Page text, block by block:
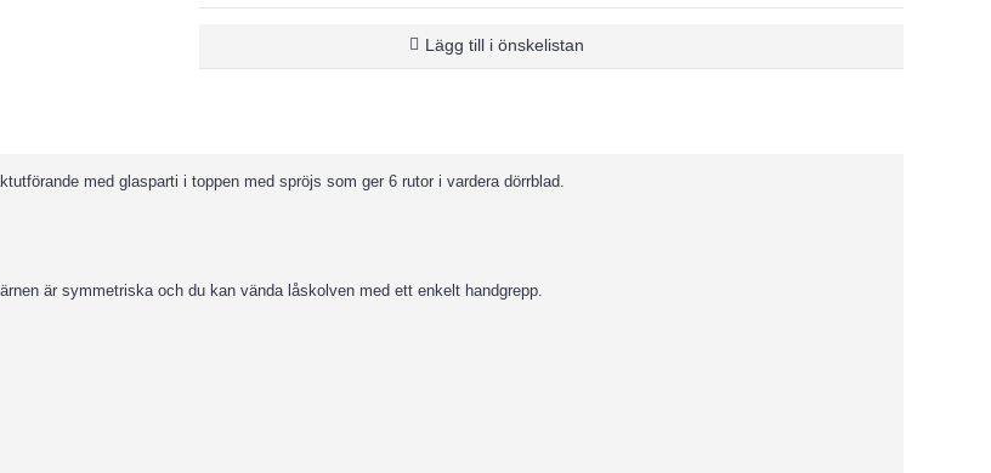
Lägg till i önskelistan
med glasparti i toppen med spröjs som ger 6 rutor i vardera dörrblad.
är symmetriska och du kan vända låskolven med ett enkelt handgrepp.